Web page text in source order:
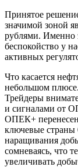
Принятое
значимой зоной
рублями. Именно
беспокойство у
активных
Что касается
небольшом
Трейдеры
и сигналами от
ОПЕК+
ключевые
наращивания
сомневаясь, что
увеличивать